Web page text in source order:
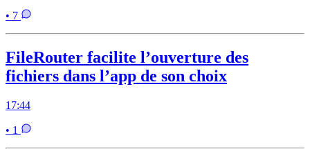
• 7
FileRouter facilite l’ouverture des
fichiers dans l’app de son choix
17:44
• 1